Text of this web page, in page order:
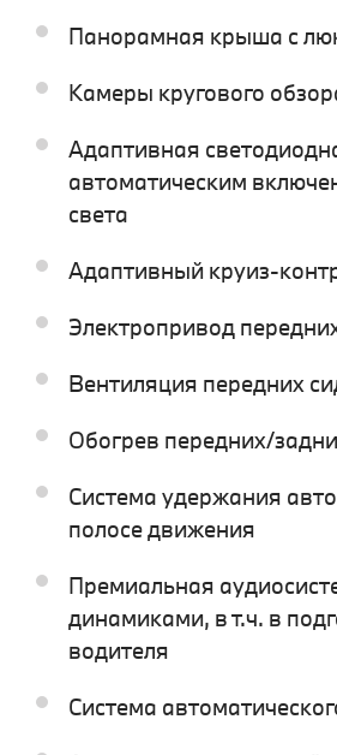
Панорамная крыша с
Камеры кругового
Адаптивная
автоматическим
света
Адаптивный круиз-
Электропривод
Вентиляция передних
Обогрев передних/
Система удержания
полосе движения
Премиальная
динамиками, в т.ч. в
водителя
Система